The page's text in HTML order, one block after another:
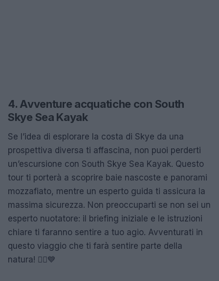
4. Avventure acquatiche con South
Skye Sea Kayak
Se l’idea di esplorare la costa di Skye da una
prospettiva diversa ti affascina, non puoi perderti
un’escursione con South Skye Sea Kayak. Questo
tour ti porterà a scoprire baie nascoste e panorami
mozzafiato, mentre un esperto guida ti assicura la
massima sicurezza. Non preoccuparti se non sei un
esperto nuotatore: il briefing iniziale e le istruzioni
chiare ti faranno sentire a tuo agio. Avventurati in
questo viaggio che ti farà sentire parte della
natura! 🚣‍♂️💙